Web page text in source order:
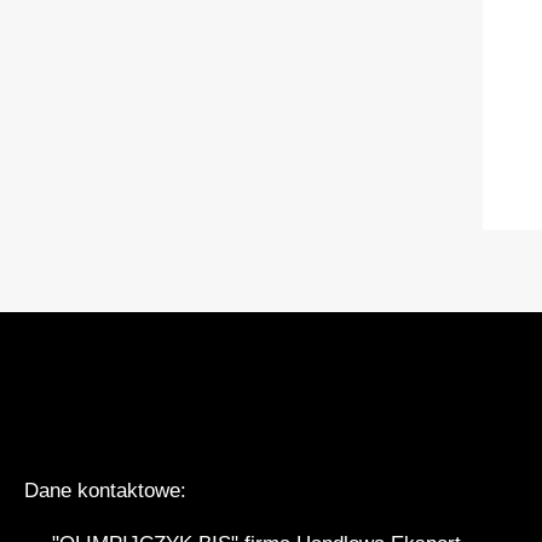
Dane kontaktowe: